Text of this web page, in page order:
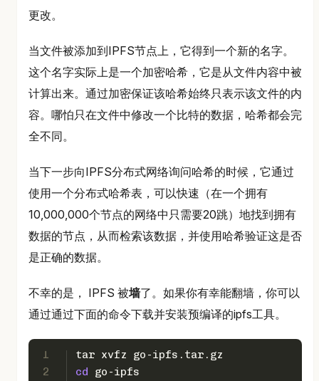
更改。
当文件被添加到IPFS节点上，它得到一个新的名字。
这个名字实际上是一个加密哈希，它是从文件内容中被
计算出来。通过加密保证该哈希始终只表示该文件的内
容。哪怕只在文件中修改一个比特的数据，哈希都会完
全不同。
当下一步向IPFS分布式网络询问哈希的时候，它通过
使用一个分布式哈希表，可以快速（在一个拥有
10,000,000个节点的网络中只需要20跳）地找到拥有
数据的节点，从而检索该数据，并使用哈希验证这是否
是正确的数据。
不幸的是， IPFS 被墙了。如果你有幸能翻墙，你可以
通过通过下面的命令下载并安装预编译的ipfs工具。
1
2
tar xvfz go-ipfs.tar.gz
cd go-ipfs